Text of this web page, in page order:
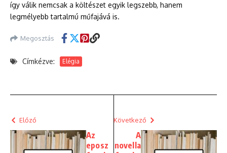
így válik nemcsak a költészet egyik legszebb, hanem
legmélyebb tartalmú műfajává is.
Megosztás
Címkézve: Elégia
Előző
Az
eposz
Következő
A
novella